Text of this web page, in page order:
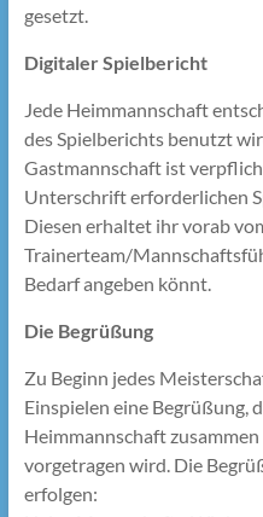
gesetzt.
Digitaler Spielbericht
Jede Heimmannschaft
des Spielberichts benutzt
Gastmannschaft ist
Unterschrift erforderlichen
Diesen erhaltet ihr vorab
Trainerteam/
Bedarf angeben könnt.
Die Begrüßung
Zu Beginn jedes
Einspielen eine Begrüßung,
Heimmannschaft
vorgetragen wird. Die
erfolgen: